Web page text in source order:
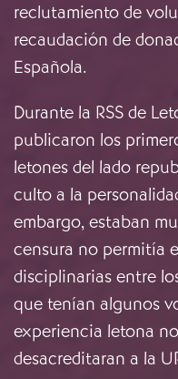
reclutamiento de
recaudación de
Española.
Durante la RSS de
publicaron los
letones del lado
culto a la
embargo, estaban
censura no permitía
disciplinarias entre
que tenían algunos
experiencia letona
desacreditaran a la